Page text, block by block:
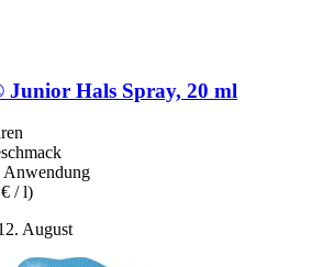
Junior Hals Spray, 20 ml
Anwendung
/ l)
August